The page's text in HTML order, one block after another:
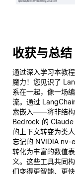
收获与总结
通过深入学习本教
魔力！您见识了
系在一起，像一场
流。通过
索嵌入——将非结构
Bedrock 的
的上下文转变为类
忘记的 NVIDIA
转化为丰富的数值
义。这些工具共同
们变得更智能、更